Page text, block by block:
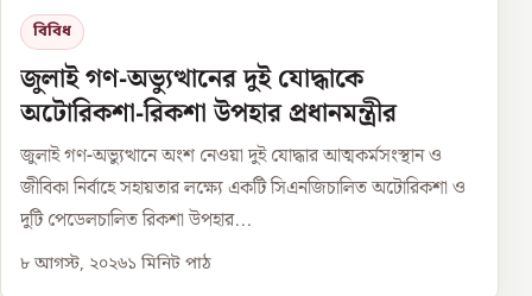
বিবিধ
জুলাই গণ-অভ্যুত্থানের দুই যোদ্ধাকে
অটোরিকশা-রিকশা উপহার প্রধানমন্ত্রীর
জুলাই গণ-অভ্যুত্থানে অংশ নেওয়া দুই যোদ্ধার আত্মকর্মসংস্থান ও
জীবিকা নির্বাহে সহায়তার লক্ষ্যে একটি সিএনজিচালিত অটোরিকশা ও
দুটি পেডেলচালিত রিকশা উপহার...
৮ আগস্ট, ২০২৬১ মিনিট পাঠ